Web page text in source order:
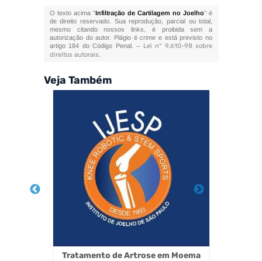
O texto acima "Infiltração de Cartilagem no Joelho" é
de direito reservado. Sua reprodução, parcial ou total,
mesmo citando nossos links, é proibida sem a
autorização do autor. Plágio é crime e está previsto no
artigo 184 do Código Penal. – Lei n° 9.610-98 sobre
direitos autorais.
Veja Também
Tratamento de Artrose em Moema